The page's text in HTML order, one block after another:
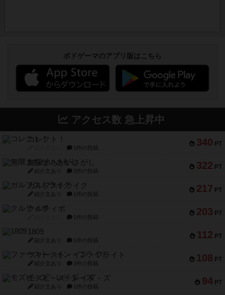
ボドゲーマのアプリ版はこちら
アクセス数 急上昇中
340 PT
コレクト！
1件の投稿
322 PT
無限まちがいさがし
紹介文あり 2件の投稿
217 PT
ガルフストライク
紹介文あり 1件の投稿
203 PT
クルティボ
1件の投稿
112 PT
1809
紹介文あり 1件の投稿
108 PT
ファースト・イン・フライト
紹介文あり 3件の投稿
94 PT
モズビ－ズ・レイダ－ズ
紹介文あり 1件の投稿